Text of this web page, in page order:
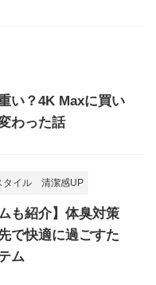
い？4K Maxに買い
わった話
タイル 清潔感UP
も紹介】体臭対策
で快適に過ごすた
ム